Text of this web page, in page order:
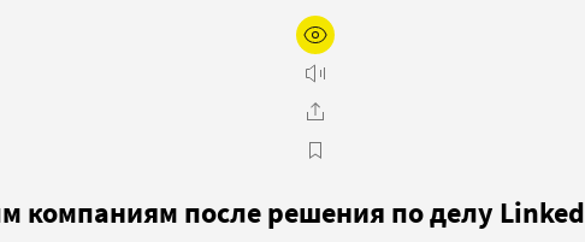
компаниям после решения по делу